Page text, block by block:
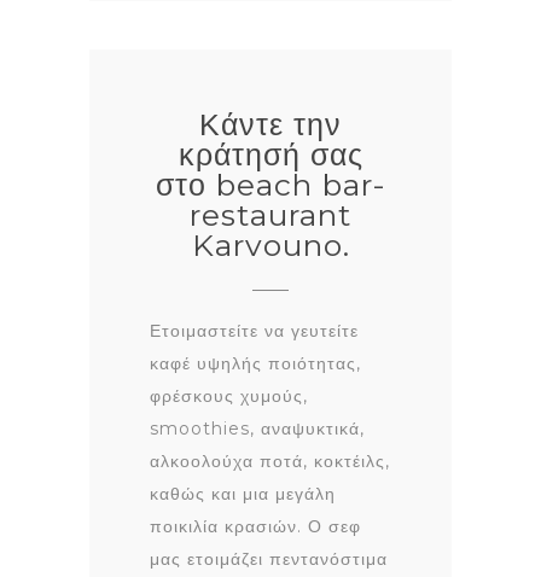
Κάντε την
κράτησή σας
στο beach bar-
restaurant
Karvouno.
Ετοιμαστείτε να γευτείτε
καφέ υψηλής ποιότητας,
φρέσκους χυμούς,
smoothies, αναψυκτικά,
αλκοολούχα ποτά, κοκτέιλς,
καθώς και μια μεγάλη
ποικιλία κρασιών. Ο σεφ
μας ετοιμάζει πεντανόστιμα